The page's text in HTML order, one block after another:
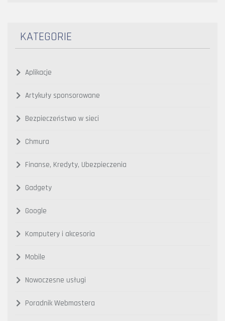
KATEGORIE
Aplikacje
Artykuły sponsorowane
Bezpieczeństwo w sieci
Chmura
Finanse, Kredyty, Ubezpieczenia
Gadgety
Google
Komputery i akcesoria
Mobile
Nowoczesne usługi
Poradnik Webmastera